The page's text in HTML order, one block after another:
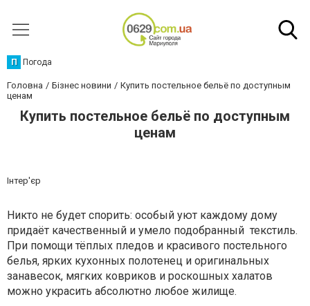
П Погода
Головна Бізнес новини
Купить постельное бельё по доступным
ценам
Купить постельное бельё по доступным
ценам
Інтер'єр
Никто не будет спорить: особый уют каждому дому
придаёт качественный и умело подобранный текстиль.
При помощи тёплых пледов и красивого постельного
белья, ярких кухонных полотенец и оригинальных
занавесок, мягких ковриков и роскошных халатов
можно украсить абсолютно любое жилище.